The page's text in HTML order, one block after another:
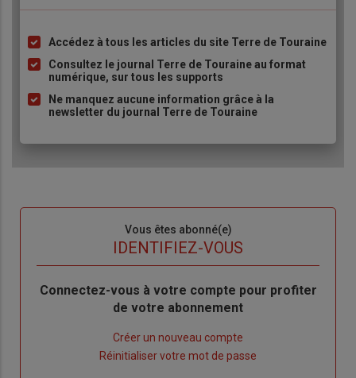
Liste
à
puce
Accédez à tous les articles du site Terre de Touraine
Consultez le journal Terre de Touraine au format
numérique, sur tous les supports
Ne manquez aucune information grâce à la
newsletter du journal Terre de Touraine
Vous êtes abonné(e)
IDENTIFIEZ-VOUS
Body
Connectez-vous à votre compte pour profiter
de votre abonnement
Créer un nouveau compte
Réinitialiser votre mot de passe